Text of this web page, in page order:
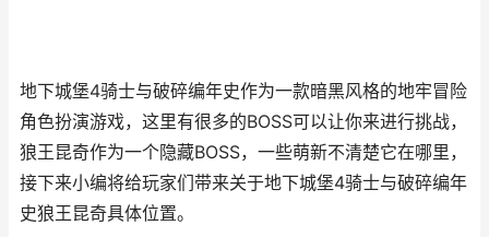
地下城堡4骑士与破碎编年史作为一款暗黑风格的地牢冒险
角色扮演游戏，这里有很多的BOSS可以让你来进行挑战，
狼王昆奇作为一个隐藏BOSS，一些萌新不清楚它在哪里，
接下来小编将给玩家们带来关于地下城堡4骑士与破碎编年
史狼王昆奇具体位置。